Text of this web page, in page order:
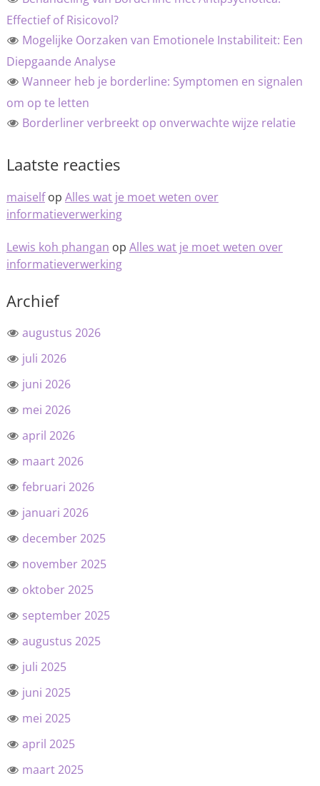
Effectief of Risicovol?
Mogelijke Oorzaken van Emotionele Instabiliteit: Een
Diepgaande Analyse
Wanneer heb je borderline: Symptomen en signalen
om op te letten
Borderliner verbreekt op onverwachte wijze relatie
Laatste reacties
maiselfop Alles wat je moet weten over
informatieverwerking
Lewis koh phangan op Alles wat je moet weten over
informatieverwerking
Archief
augustus 2026
juli 2026
juni 2026
mei 2026
april 2026
maart 2026
februari 2026
januari 2026
december 2025
november 2025
oktober 2025
september 2025
augustus 2025
juli 2025
juni 2025
mei 2025
april 2025
maart 2025